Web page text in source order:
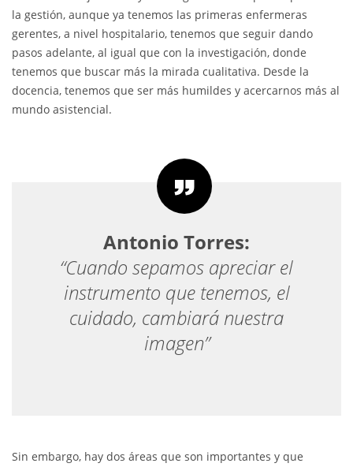
la gestión, aunque ya tenemos las primeras enfermeras
gerentes, a nivel hospitalario, tenemos que seguir dando
pasos adelante, al igual que con la investigación, donde
tenemos que buscar más la mirada cualitativa. Desde la
docencia, tenemos que ser más humildes y acercarnos más al
mundo asistencial.
Antonio Torres:
“Cuando sepamos apreciar el
instrumento que tenemos, el
cuidado, cambiará nuestra
imagen”
Sin embargo, hay dos áreas que son importantes y que